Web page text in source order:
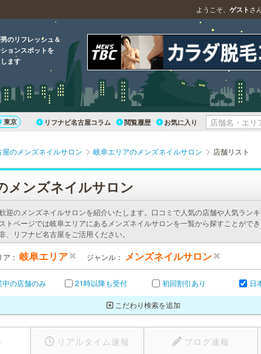
ようこそ、 ゲスト さ
のリフレッシュ＆
ョンスポットを
ます
東京 リフナビ名古屋コラム 閲覧履歴 お気に入り
屋のメンズネイルサロン 岐阜エリアのメンズネイルサロン 店舗リスト
メンズネイルサロン
迎のメンズネイルサロンを紹介いたします。口コミで人気の店舗や人気ラン
トページでは岐阜エリアにあるメンズネイルサロンを一覧から探すことがで
、リフナビ名古屋をご活用ください。
ア： 岐阜エリア ジャンル： メンズネイルサロン
中の店舗のみ 21時以降も受付 初回割引あり 日
こだわり検索を追加
リアルタイム速報 ブログ速報